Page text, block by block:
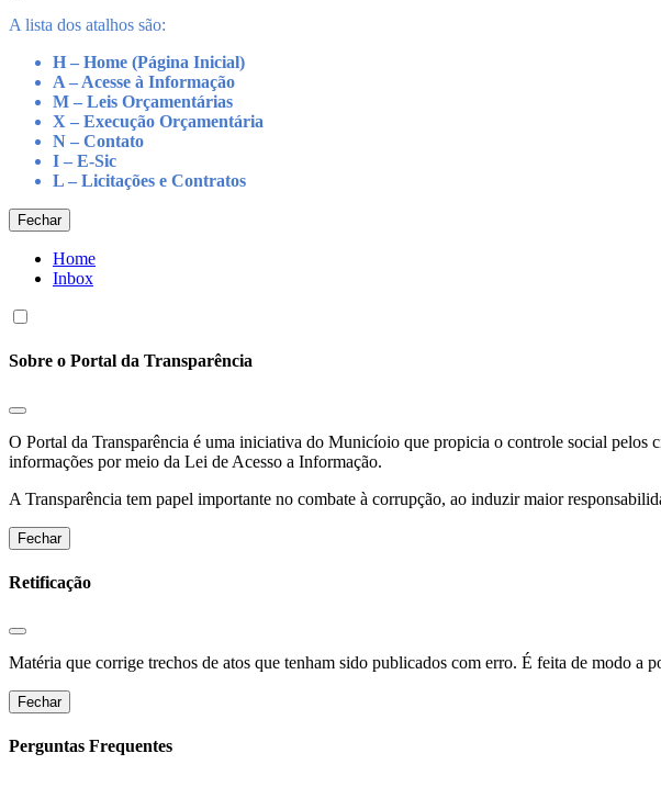
A lista dos atalhos são:
H – Home (Página Inicial)
A – Acesse à Informação
M – Leis Orçamentárias
X – Execução Orçamentária
N – Contato
I – E-Sic
L – Licitações e Contratos
Fechar
Home
Inbox
Sobre o Portal da Transparência
O Portal da Transparência é uma iniciativa do Municíoio que propicia o controle social pelos
informações por meio da Lei de Acesso a Informação.
A Transparência tem papel importante no combate à corrupção, ao induzir maior
Fechar
Retificação
Matéria que corrige trechos de atos que tenham sido publicados com erro. É feita de modo a
Fechar
Perguntas Frequentes